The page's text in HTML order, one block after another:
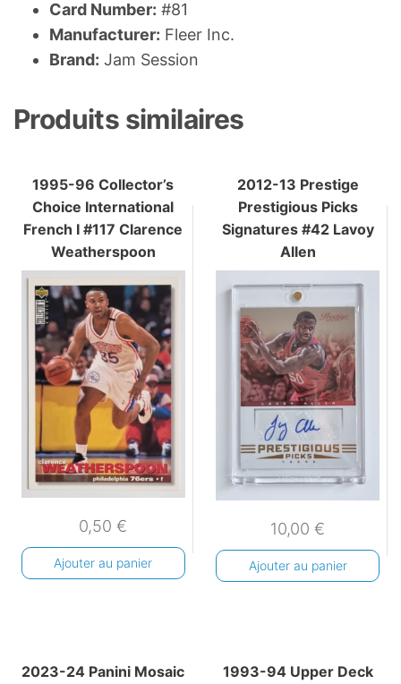
Card Number: #81
Manufacturer: Fleer Inc.
Brand: Jam Session
Produits similaires
1995-96 Collector’s
Choice International
French I #117 Clarence
Weatherspoon
0,50€
Ajouter au panier
2012-13 Prestige
Prestigious Picks
Signatures #42 Lavoy
Allen
10,00€
Ajouter au panier
2023-24 Panini Mosaic
1993-94 Upper Deck